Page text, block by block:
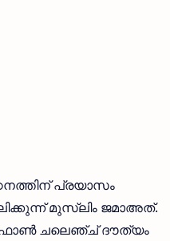
പ്രയാസം
മുസ്ലിം ജമാഅത്.
ഫോൺ ചലെഞ്ച് ദൗത്യം